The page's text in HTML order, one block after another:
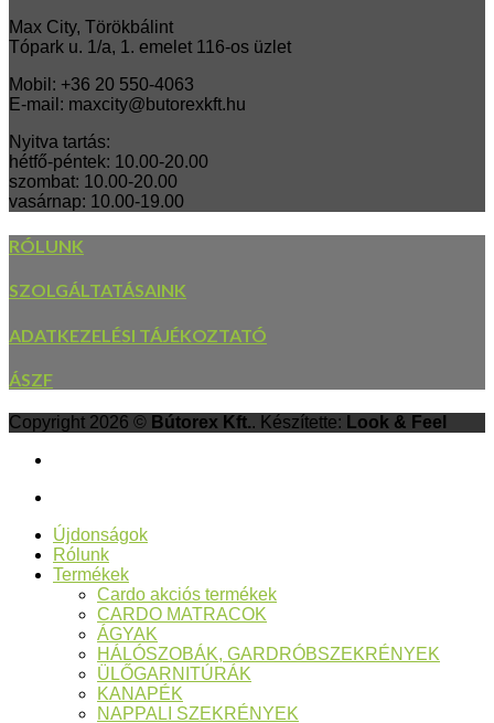
Max City, Törökbálint
Tópark u. 1/a, 1. emelet 116-os üzlet
Mobil: +36 20 550-4063
E-mail: maxcity@butorexkft.hu
Nyitva tartás:
hétfő-péntek: 10.00-20.00
szombat: 10.00-20.00
vasárnap: 10.00-19.00
RÓLUNK
SZOLGÁLTATÁSAINK
ADATKEZELÉSI TÁJÉKOZTATÓ
ÁSZF
Copyright 2026 © Bútorex Kft.. Készítette: Look & Feel
Újdonságok
Rólunk
Termékek
Cardo akciós termékek
CARDO MATRACOK
ÁGYAK
HÁLÓSZOBÁK, GARDRÓBSZEKRÉNYEK
ÜLŐGARNITÚRÁK
KANAPÉK
NAPPALI SZEKRÉNYEK